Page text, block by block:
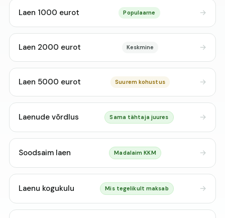
Laen 1000 eurot Populaarne
Laen 2000 eurot Keskmine
Laen 5000 eurot Suurem kohustus
Laenude võrdlus Sama tähtaja juures
Soodsaim laen Madalaim KKM
Laenu kogukulu Mis tegelikult maksab